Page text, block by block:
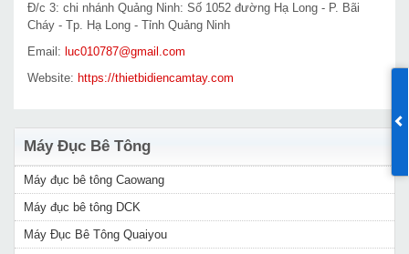
Đ/c 3: chi nhánh Quảng Ninh: Số 1052 đường Hạ Long - P. Bãi
Cháy - Tp. Hạ Long - Tỉnh Quảng Ninh
Email: luc010787@gmail.com
Website: https://thietbidiencamtay.com
Máy Đục Bê Tông
Máy đục bê tông Caowang
Máy đục bê tông DCK
Máy Đục Bê Tông Quaiyou